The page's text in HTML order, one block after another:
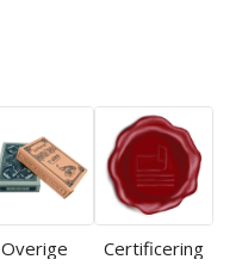
Overige Certificering